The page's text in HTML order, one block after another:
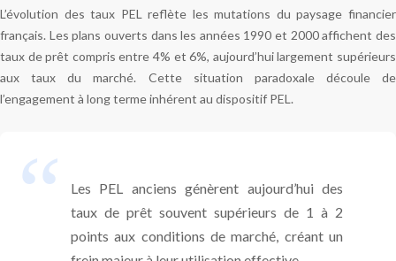
L’évolution des taux PEL reflète les mutations du paysage financier
français. Les plans ouverts dans les années 1990 et 2000 affichent des
taux de prêt compris entre 4% et 6%, aujourd’hui largement supérieurs
aux taux du marché. Cette situation paradoxale découle de
l’engagement à long terme inhérent au dispositif PEL.
Les PEL anciens génèrent aujourd’hui des
taux de prêt souvent supérieurs de 1 à 2
points aux conditions de marché, créant un